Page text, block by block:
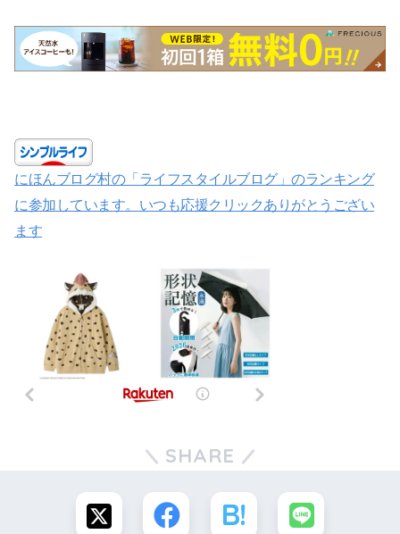
にほんブログ村の「ライフスタイルブログ」のランキング
に参加しています。いつも応援クリックありがとうござい
ます
SHARE